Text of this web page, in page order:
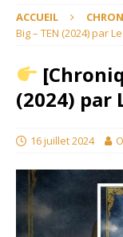
ACCUEIL
Big – TEN (2024) par
(2024) par
16 juillet 2024